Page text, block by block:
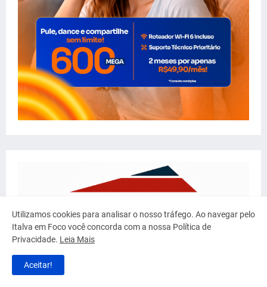
Utilizamos cookies para analisar o nosso tráfego. Ao navegar pelo
Italva em Foco você concorda com a nossa Política de
Privacidade. Leia Mais
Aceitar!